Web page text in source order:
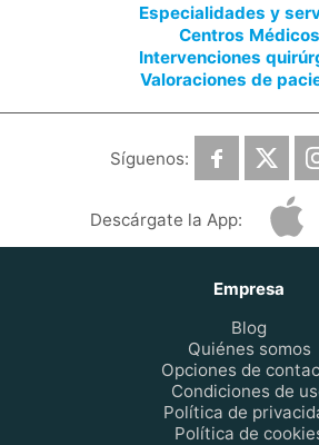
Especialidades y
Centros Médicos
Intervenciones
Valoraciones de
Síguenos:
Descárgate la App:
Empresa
Blog
Quiénes somos
Opciones de
Condiciones de
Política de
Política de